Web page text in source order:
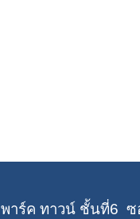
าร์ค ทาวน์ ชั้นที่6